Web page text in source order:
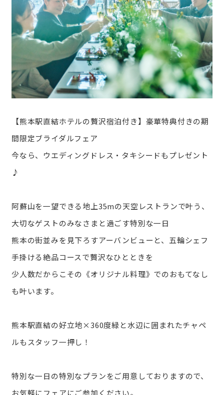
【熊本駅直結ホテルの贅沢宿泊付き】豪華特典付きの期
間限定ブライダルフェア
今なら、ウエディングドレス・タキシードもプレゼント
♪
阿蘇山を一望できる地上35mの天空レストランで叶う、
大切なゲストのみなさまと過ごす特別な一日
熊本の街並みを見下ろすアーバンビューと、五輪シェフ
手掛ける絶品コースで贅沢なひとときを
少人数だからこその《オリジナル料理》でのおもてなし
も叶います。
熊本駅直結の好立地×360度緑と水辺に囲まれたチャペ
ルもスタッフ一押し！
特別な一日の特別なプランをご用意しておりますので、
お気軽にフェアにご参加ください。